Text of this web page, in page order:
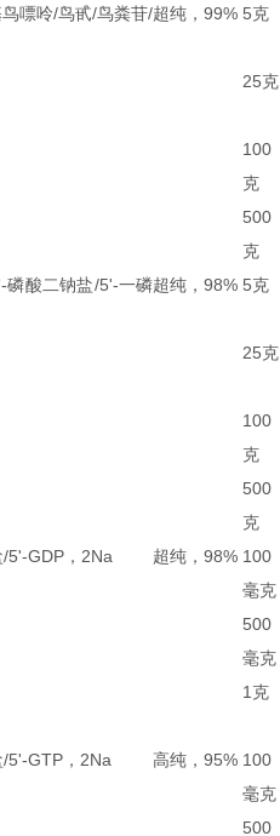
嘌呤/鸟甙/鸟粪苷/超纯，99% 5克
25克
100
克
500
克
磷酸二钠盐/5'-一磷超纯，98% 5克
25克
100
克
500
克
5'-GDP，2Na 超纯，98% 100
毫克
500
毫克
1克
5'-GTP，2Na 高纯，95% 100
毫克
500